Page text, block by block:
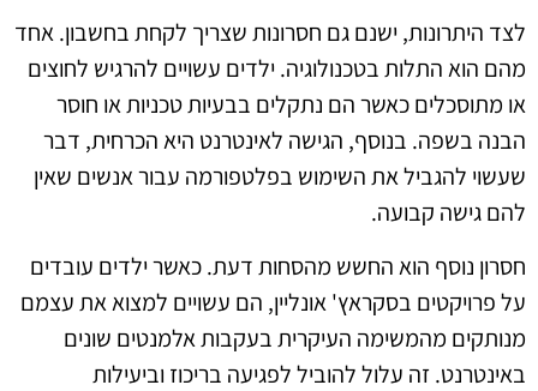
לצד היתרונות, ישנם גם חסרונות שצריך לקחת בחשבון. אחד
מהם הוא התלות בטכנולוגיה. ילדים עשויים להרגיש לחוצים
או מתוסכלים כאשר הם נתקלים בבעיות טכניות או חוסר
הבנה בשפה. בנוסף, הגישה לאינטרנט היא הכרחית, דבר
שעשוי להגביל את השימוש בפלטפורמה עבור אנשים שאין
להם גישה קבועה.
חסרון נוסף הוא החשש מהסחות דעת. כאשר ילדים עובדים
על פרויקטים בסקראץ' אונליין, הם עשויים למצוא את עצמם
מנותקים מהמשימה העיקרית בעקבות אלמנטים שונים
באינטרנט. זה עלול להוביל לפגיעה בריכוז וביעילות